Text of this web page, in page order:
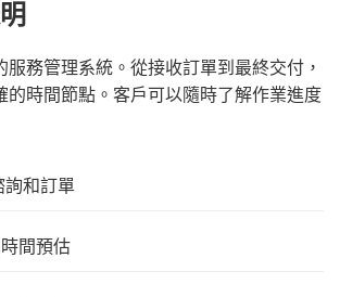
務管理系統。從接收訂單到最終交付，
的時間節點。客戶可以隨時了解作業進度
和訂單
間預估